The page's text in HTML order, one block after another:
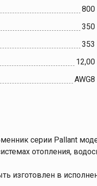
800
350
353
12,00
AWG8
серии Pallant
отопления,
изготовлен в